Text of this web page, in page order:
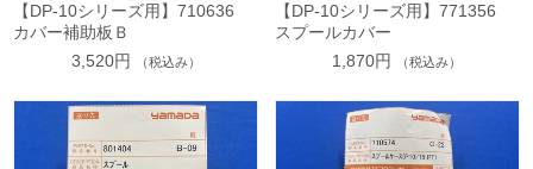
【DP-10シリーズ用】710636
カバー補助板Ｂ
3,520円
（税込み）
【DP-10シリーズ用】771356
スプールカバー
1,870円
（税込み）